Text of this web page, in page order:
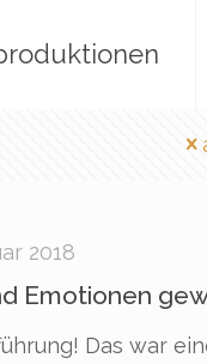
2018
Emotionen
Das war